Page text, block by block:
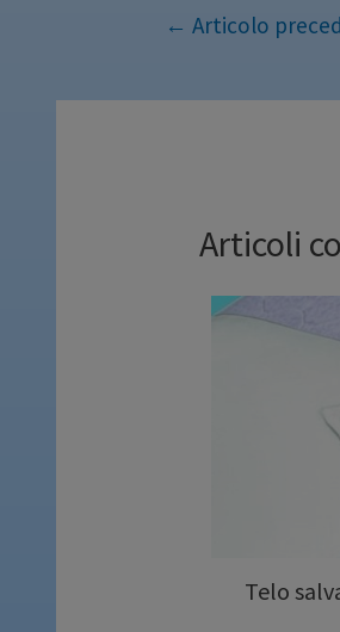
← Articolo
Articoli
Telo